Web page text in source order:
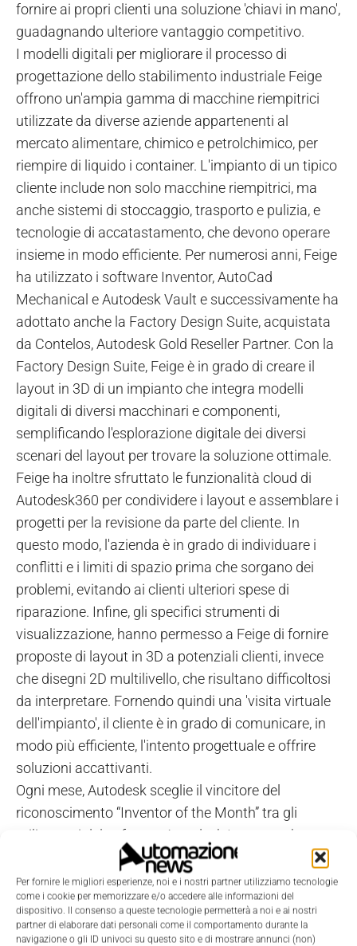
Per fornire le migliori esperienze, noi e i nostri partner utilizziamo tecnologie
come i cookie per memorizzare e/o accedere alle informazioni del
dispositivo. Il consenso a queste tecnologie permetterà a noi e ai nostri
partner di elaborare dati personali come il comportamento durante la
navigazione o gli ID univoci su questo sito e di mostrare annunci (non)
fornire ai propri clienti una soluzione 'chiavi in mano',
guadagnando ulteriore vantaggio competitivo.
I modelli digitali per migliorare il processo di
progettazione dello stabilimento industriale Feige
offrono un'ampia gamma di macchine riempitrici
utilizzate da diverse aziende appartenenti al
mercato alimentare, chimico e petrolchimico, per
riempire di liquido i container. L'impianto di un tipico
cliente include non solo macchine riempitrici, ma
anche sistemi di stoccaggio, trasporto e pulizia, e
tecnologie di accatastamento, che devono operare
insieme in modo efficiente. Per numerosi anni, Feige
ha utilizzato i software Inventor, AutoCad
Mechanical e Autodesk Vault e successivamente ha
adottato anche la Factory Design Suite, acquistata
da Contelos, Autodesk Gold Reseller Partner. Con la
Factory Design Suite, Feige è in grado di creare il
layout in 3D di un impianto che integra modelli
digitali di diversi macchinari e componenti,
semplificando l'esplorazione digitale dei diversi
scenari del layout per trovare la soluzione ottimale.
Feige ha inoltre sfruttato le funzionalità cloud di
Autodesk360 per condividere i layout e assemblare i
progetti per la revisione da parte del cliente. In
questo modo, l'azienda è in grado di individuare i
conflitti e i limiti di spazio prima che sorgano dei
problemi, evitando ai clienti ulteriori spese di
riparazione. Infine, gli specifici strumenti di
visualizzazione, hanno permesso a Feige di fornire
proposte di layout in 3D a potenziali clienti, invece
che disegni 2D multilivello, che risultano difficoltosi
da interpretare. Fornendo quindi una 'visita virtuale
dell'impianto', il cliente è in grado di comunicare, in
modo più efficiente, l'intento progettuale e offrire
soluzioni accattivanti.
Ogni mese, Autodesk sceglie il vincitore del
riconoscimento “Inventor of the Month” tra gli
utilizzatori del software Autodesk Inventor, che
permette ai produttori di andare oltre la
progettazione 3D e beneficiare dei vantaggi del
Digital Prototyping. I vincitori vengono scelti per
l'eccellenza tecnologica e l'innovazione apportata.